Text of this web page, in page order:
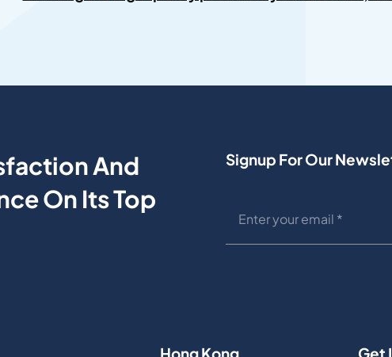
And
On Its Top
Signup For Our
Hong Kong Get